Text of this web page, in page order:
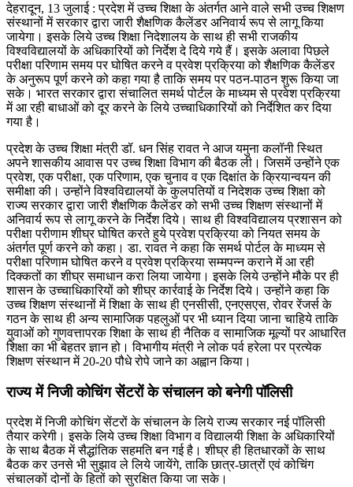
देहरादून, 13 जुलाई : प्रदेश में उच्च शिक्षा के अंतर्गत आने वाले सभी उच्च शिक्षण
संस्थानों में सरकार द्वारा जारी शैक्षणिक कैलेंडर अनिवार्य रूप से लागू किया
जायेगा। इसके लिये उच्च शिक्षा निदेशालय के साथ ही सभी राजकीय
विश्वविद्यालयों के अधिकारियों को निर्देश दे दिये गये हैं। इसके अलावा पिछले
परीक्षा परिणाम समय पर घोषित करने व प्रवेश प्रक्रिया को शैक्षणिक कैलेंडर
के अनुरूप पूर्ण करने को कहा गया है ताकि समय पर पठन-पाठन शुरू किया जा
सके। भारत सरकार द्वारा संचालित समर्थ पोर्टल के माध्यम से प्रवेश प्रक्रिया
में आ रही बाधाओं को दूर करने के लिये उच्चाधिकारियों को निर्देशित कर दिया
गया है।
प्रदेश के उच्च शिक्षा मंत्री डॉ. धन सिंह रावत ने आज यमुना कलॉनी स्थित
अपने शासकीय आवास पर उच्च शिक्षा विभाग की बैठक ली। जिसमें उन्होंने एक
प्रवेश, एक परीक्षा, एक परिणाम, एक चुनाव व एक दिक्षांत के क्रियान्वयन की
समीक्षा की। उन्होंने विश्वविद्यालयों के कुलपतियों व निदेशक उच्च शिक्षा को
राज्य सरकार द्वारा जारी शैक्षणिक कैलेंडर को सभी उच्च शिक्षण संस्थानों में
अनिवार्य रूप से लागू करने के निर्देश दिये। साथ ही विश्वविद्यालय प्रशासन को
परीक्षा परीणाम शीघ्र घोषित करते हुये प्रवेश प्रक्रिया को नियत समय के
अंतर्गत पूर्ण करने को कहा। डा. रावत ने कहा कि समर्थ पोर्टल के माध्यम से
परीक्षा परिणाम घोषित करने व प्रवेश प्रक्रिया सम्मपन्न कराने में आ रही
दिक्कतों का शीघ्र समाधान करा लिया जायेगा। इसके लिये उन्होंने मौके पर ही
शासन के उच्चाधिकारियों को शीघ्र कार्रवाई के निर्देश दिये। उन्होंने कहा कि
उच्च शिक्षण संस्थानों में शिक्षा के साथ ही एनसीसी, एनएसएस, रोवर रेंजर्स के
गठन के साथ ही अन्य सामाजिक पहलुओं पर भी ध्यान दिया जाना चाहिये ताकि
युवाओं को गुणवत्तापरक शिक्षा के साथ ही नैतिक व सामाजिक मूल्यों पर आधारित
शिक्षा का भी बेहतर ज्ञान हो। विभागीय मंत्री ने लोक पर्व हरेला पर प्रत्येक
शिक्षण संस्थान में 20-20 पौधे रोपे जाने का अह्वान किया।
राज्य में निजी कोचिंग सेंटरों के संचालन को बनेगी पॉलिसी
प्रदेश में निजी कोचिंग सेंटरों के संचालन के लिये राज्य सरकार नई पॉलिसी
तैयार करेगी। इसके लिये उच्च शिक्षा विभाग व विद्यालयी शिक्षा के अधिकारियों
के साथ बैठक में सैद्धांतिक सहमति बन गई है। शीघ्र ही हितधारकों के साथ
बैठक कर उनसे भी सुझाव ले लिये जायेंगे, ताकि छात्र-छात्रों एवं कोचिंग
संचालकों दोनों के हितों को सुरक्षित किया जा सके।